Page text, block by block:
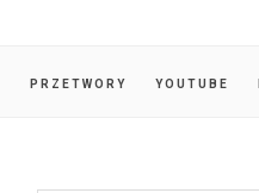
PRZETWORY YOUTUBE